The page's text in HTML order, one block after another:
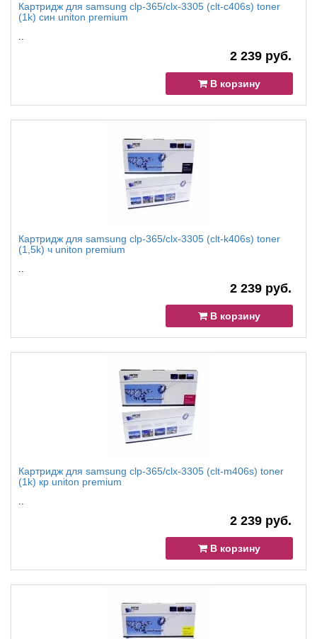
Картридж для samsung clp-365/clx-3305 (clt-c406s) toner
(1k) син uniton premium
..
2 239 руб.
В корзину
Картридж для samsung clp-365/clx-3305 (clt-k406s) toner
(1,5k) ч uniton premium
..
2 239 руб.
В корзину
Картридж для samsung clp-365/clx-3305 (clt-m406s) toner
(1k) кр uniton premium
..
2 239 руб.
В корзину